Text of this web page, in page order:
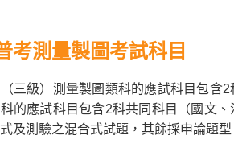
考測量製圖考試科目
三級）測量製圖類科的應試科目包含
的應試科目包含2科共同科目（國文
及測驗之混合式試題，其餘採申論題型